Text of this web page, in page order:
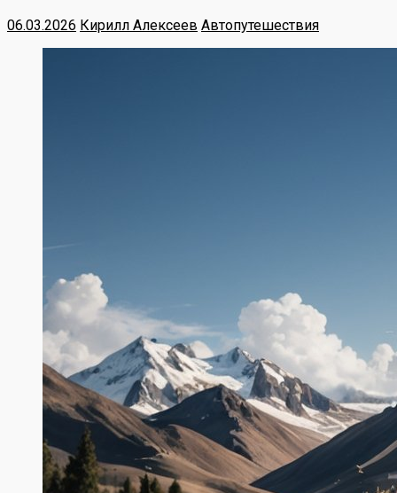
06.03.2026 Кирилл Алексеев Автопутешествия